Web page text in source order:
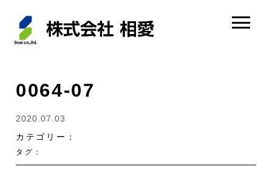
0064-07
2020.07.03
カテゴリー：
タグ：